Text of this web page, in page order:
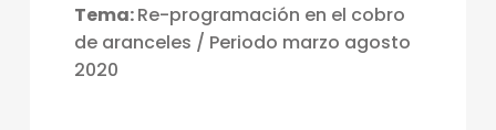
Tema:Re-programación en el cobro
de aranceles / Periodo marzo agosto
2020